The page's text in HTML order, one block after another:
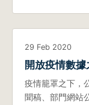
29 Feb 2020
開放疫情數
疫情籠罩之下，
聞稿、部門網站